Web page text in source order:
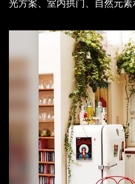
光方案、室内拱门、自然元素